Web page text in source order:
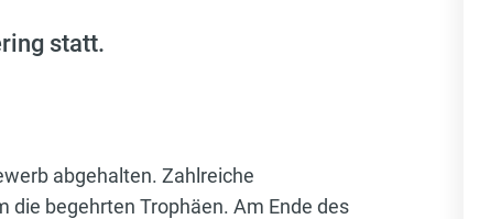
statt.
abgehalten. Zahlreiche
die begehrten Trophäen. Am Ende des